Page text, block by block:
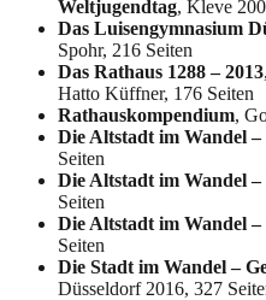
Weltjugendtag, Kleve
Das Luisengymnasium
Spohr, 216 Seiten
Das Rathaus 1288 – 2013
Hatto Küffner, 176 Seiten
Rathauskompendium,
Die Altstadt im Wandel –
Seiten
Die Altstadt im Wandel –
Seiten
Die Altstadt im Wandel –
Seiten
Die Stadt im Wandel –
Düsseldorf 2016, 327